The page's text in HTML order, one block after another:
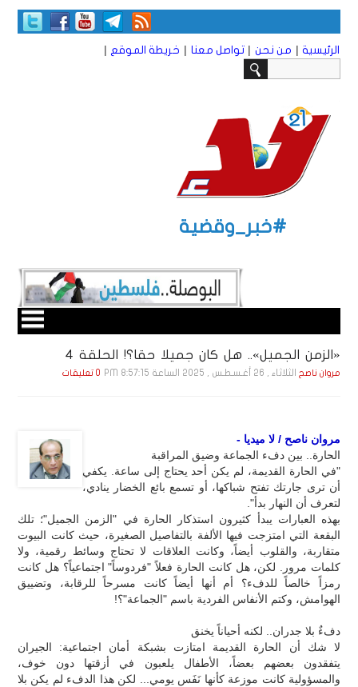
الرئيسية | من نحن | تواصل معنا | خريطة الموقع |
#خبر_وقضية
«الزمن الجميل».. هل كان جميلا حقا؟! الحلقة 4
مروان ناصح الثلاثاء , 26 أغـسـطـس , 2025 الساعة 8:57:15 PM 0 تعليقات
مروان ناصح / لا ميديا -
الحارة.. بين دفء الجماعة وضيق المراقبة
"في الحارة القديمة، لم يكن أحد يحتاج إلى ساعة. يكفي
أن ترى جارتك تفتح شباكها، أو تسمع بائع الخضار ينادي،
لتعرف أن النهار بدأ".
بهذه العبارات يبدأ كثيرون استذكار الحارة في "الزمن الجميل"؛ تلك
البقعة التي امتزجت فيها الألفة بالتفاصيل الصغيرة، حيث كانت البيوت
متقاربة، والقلوب أيضاً، وكانت العلاقات لا تحتاج وسائط رقمية، ولا
كلمات مرور. لكن، هل كانت الحارة فعلاً "فردوساً" اجتماعياً؟ هل كانت
رمزاً خالصاً للدفء؟ أم أنها أيضاً كانت مسرحاً للرقابة، وتضييق
الهوامش، وكتم الأنفاس الفردية باسم "الجماعة"؟!
دفءٌ بلا جدران.. لكنه أحياناً يخنق
لا شك أن الحارة القديمة امتازت بشبكة أمان اجتماعية: الجيران
يتفقدون بعضهم بعضاً، الأطفال يلعبون في أزقتها دون خوف،
والمسؤولية كانت موزعة كأنها نَفَس يومي... لكن هذا الدفء لم يكن بلا